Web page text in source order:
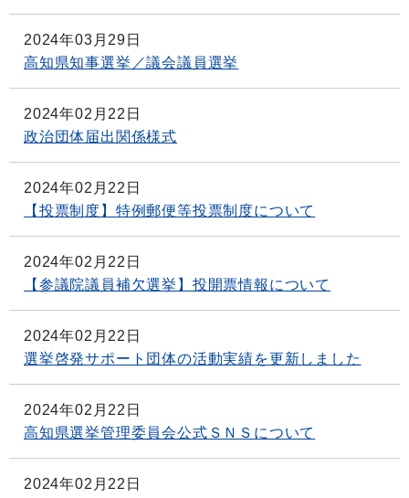
2024年03月29日
高知県知事選挙／議会議員選挙
2024年02月22日
政治団体届出関係様式
2024年02月22日
【投票制度】特例郵便等投票制度について
2024年02月22日
【参議院議員補欠選挙】投開票情報について
2024年02月22日
選挙啓発サポート団体の活動実績を更新しました
2024年02月22日
高知県選挙管理委員会公式ＳＮＳについて
2024年02月22日